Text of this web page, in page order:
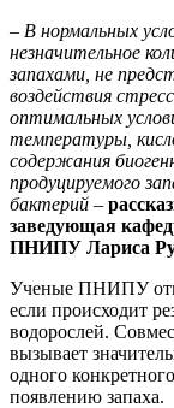
– В нормальных
незначительное
запахами, не
воздействия
оптимальных
температуры,
содержания
продуцируемого
бактерий –
заведующая
ПНИПУ Лариса
Ученые ПНИПУ
если происходит
водорослей.
вызывает
одного
появлению запаха.